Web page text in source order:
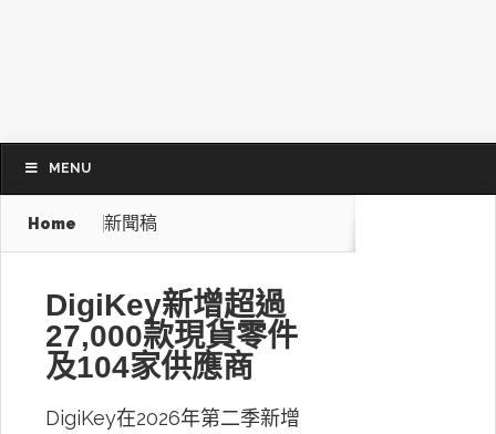
MENU
Home 新聞稿
DigiKey新增超過
27,000款現貨零件
及104家供應商
DigiKey在2026年第二季新增